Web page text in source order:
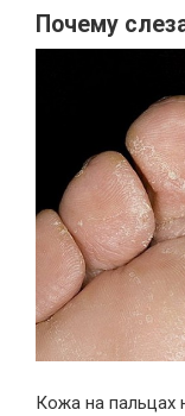
Почему
Кожа на пальцах